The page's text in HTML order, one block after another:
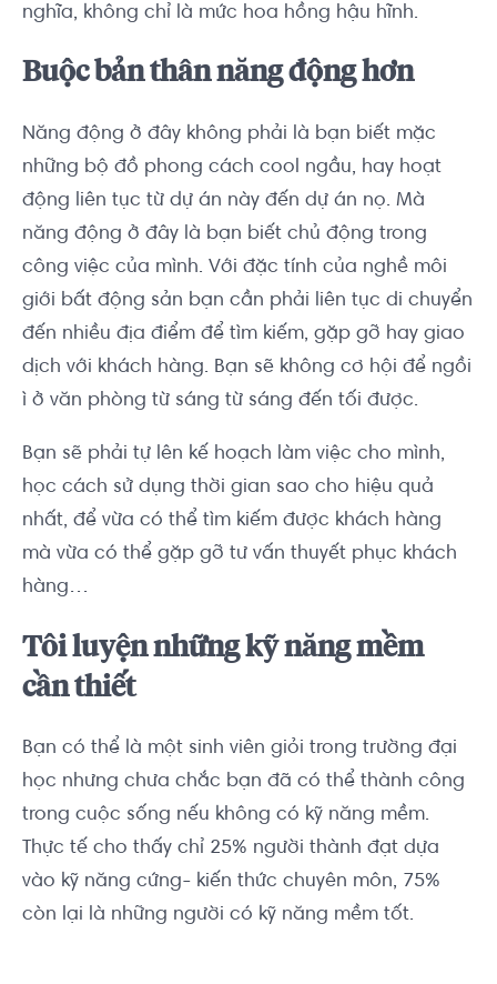
nghĩa, không chỉ là mức hoa hồng hậu hĩnh.
Buộc bản thân năng động hơn
Năng động ở đây không phải là bạn biết mặc
những bộ đồ phong cách cool ngầu, hay hoạt
động liên tục từ dự án này đến dự án nọ. Mà
năng động ở đây là bạn biết chủ động trong
công việc của mình. Với đặc tính của nghề môi
giới bất động sản bạn cần phải liên tục di chuyển
đến nhiều địa điểm để tìm kiếm, gặp gỡ hay giao
dịch với khách hàng. Bạn sẽ không cơ hội để ngồi
ì ở văn phòng từ sáng từ sáng đến tối được.
Bạn sẽ phải tự lên kế hoạch làm việc cho mình,
học cách sử dụng thời gian sao cho hiệu quả
nhất, để vừa có thể tìm kiếm được khách hàng
mà vừa có thể gặp gỡ tư vấn thuyết phục khách
hàng…
Tôi luyện những kỹ năng mềm
cần thiết
Bạn có thể là một sinh viên giỏi trong trường đại
học nhưng chưa chắc bạn đã có thể thành công
trong cuộc sống nếu không có kỹ năng mềm.
Thực tế cho thấy chỉ 25% người thành đạt dựa
vào kỹ năng cứng- kiến thức chuyên môn, 75%
còn lại là những người có kỹ năng mềm tốt.